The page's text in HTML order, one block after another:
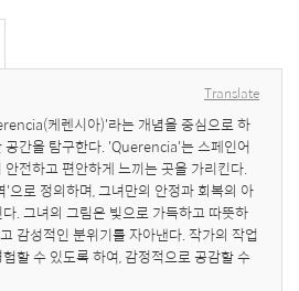
Translate
케렌시아)'라는 개념을 중심으로 하
공간을 탐구한다. 'Querencia'는 스페인어
전하고 편안하게 느끼는 곳을 가리킨다.
으로 정의하며, 그녀만의 안정과 회복의 아
. 그녀의 그림은 빛으로 가득하고 따뜻하
감성적인 분위기를 자아낸다. 작가의 작업
할 수 있도록 하여, 감정적으로 공감할 수